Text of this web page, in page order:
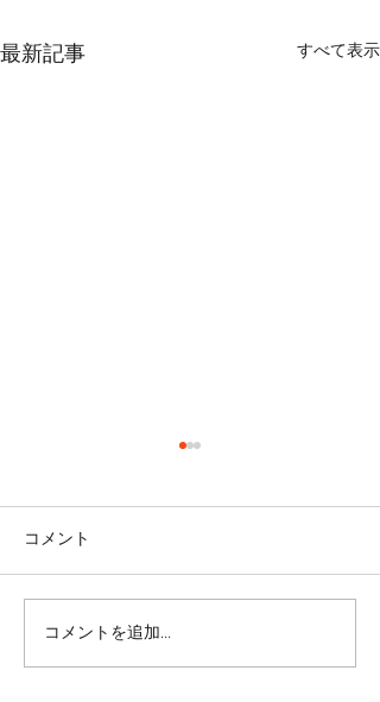
最新記事 すべて表示
スキルを身につけて豊か
な日常を！
コメント
コメントを追加…